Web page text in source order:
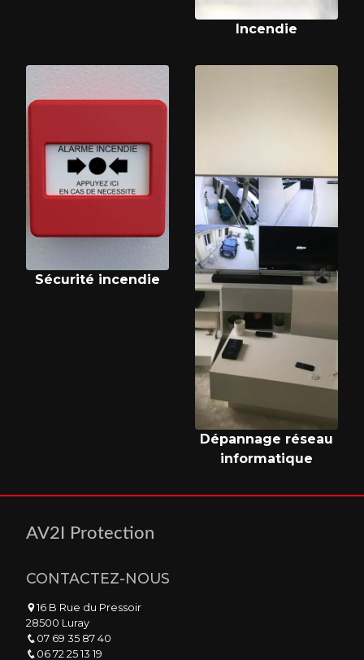
Incendie
Sécurité incendie
Dépannage réseau
informatique
AV2I Protection
CONTACTEZ-NOUS
16 B Rue du Pressoir
28500 Luray
07 69 35 87 40
06 72 25 13 19